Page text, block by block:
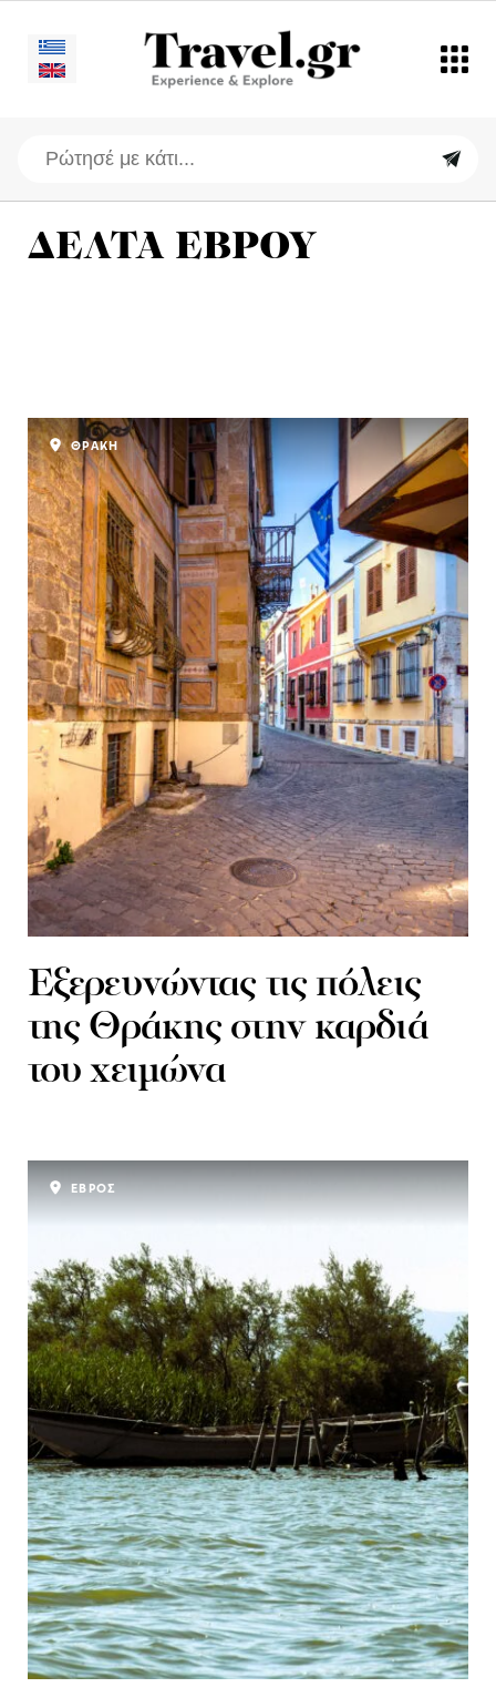
ΔΕΛΤΑ ΕΒΡΟΥ
Εξερευνώντας τις πόλεις
της Θράκης στην καρδιά
του χειμώνα
ΘΡΑΚΗ
ΕΒΡΟΣ